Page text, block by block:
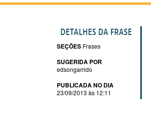
DETALHES DA FRASE
SEÇÕES Frases
SUGERIDA POR
edsongarrido
PUBLICADA NO DIA
23/09/2013 às 12:11